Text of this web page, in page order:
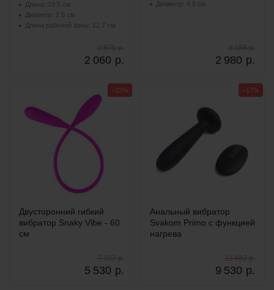
Длина: 19.5 см
Диаметр: 2.5 см
Длина рабочей зоны: 12.7 см
2 060 р.
2 675 р.
Диаметр: 4.5 см
2 980 р.
3 386 р.
Двусторонний гибкий
вибратор Snaky Vibe - 60
см
5 530 р.
7 182 р.
−23%
Анальный вибратор
Svakom Primo с функцией
нагрева
9 530 р.
11 482 р.
−17%